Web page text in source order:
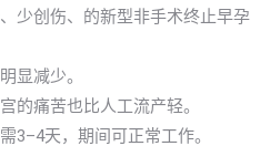
少创伤、的新型非手术终止早孕
显减少。
的痛苦也比人工流产轻。
3–4天，期间可正常工作。